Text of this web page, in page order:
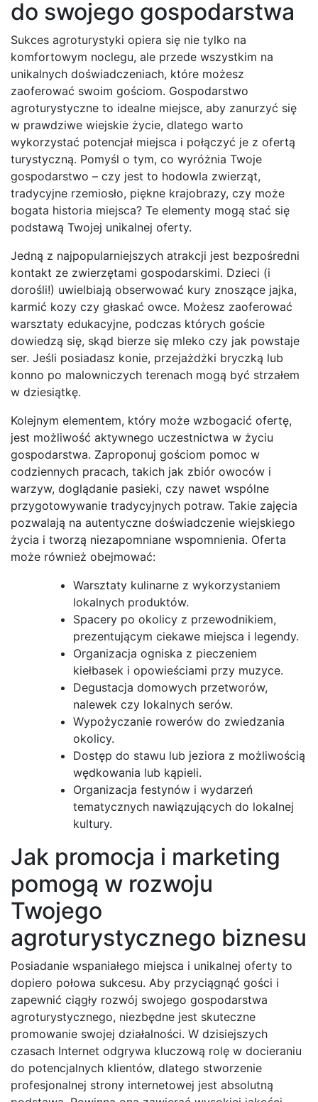
do swojego gospodarstwa
Sukces agroturystyki opiera się nie tylko na
komfortowym noclegu, ale przede wszystkim na
unikalnych doświadczeniach, które możesz
zaoferować swoim gościom. Gospodarstwo
agroturystyczne to idealne miejsce, aby zanurzyć się
w prawdziwe wiejskie życie, dlatego warto
wykorzystać potencjał miejsca i połączyć je z ofertą
turystyczną. Pomyśl o tym, co wyróżnia Twoje
gospodarstwo – czy jest to hodowla zwierząt,
tradycyjne rzemiosło, piękne krajobrazy, czy może
bogata historia miejsca? Te elementy mogą stać się
podstawą Twojej unikalnej oferty.
Jedną z najpopularniejszych atrakcji jest bezpośredni
kontakt ze zwierzętami gospodarskimi. Dzieci (i
dorośli!) uwielbiają obserwować kury znoszące jajka,
karmić kozy czy głaskać owce. Możesz zaoferować
warsztaty edukacyjne, podczas których goście
dowiedzą się, skąd bierze się mleko czy jak powstaje
ser. Jeśli posiadasz konie, przejażdżki bryczką lub
konno po malowniczych terenach mogą być strzałem
w dziesiątkę.
Kolejnym elementem, który może wzbogacić ofertę,
jest możliwość aktywnego uczestnictwa w życiu
gospodarstwa. Zaproponuj gościom pomoc w
codziennych pracach, takich jak zbiór owoców i
warzyw, doglądanie pasieki, czy nawet wspólne
przygotowywanie tradycyjnych potraw. Takie zajęcia
pozwalają na autentyczne doświadczenie wiejskiego
życia i tworzą niezapomniane wspomnienia. Oferta
może również obejmować:
Warsztaty kulinarne z wykorzystaniem
lokalnych produktów.
Spacery po okolicy z przewodnikiem,
prezentującym ciekawe miejsca i legendy.
Organizacja ogniska z pieczeniem
kiełbasek i opowieściami przy muzyce.
Degustacja domowych przetworów,
nalewek czy lokalnych serów.
Wypożyczanie rowerów do zwiedzania
okolicy.
Dostęp do stawu lub jeziora z możliwością
wędkowania lub kąpieli.
Organizacja festynów i wydarzeń
tematycznych nawiązujących do lokalnej
kultury.
Jak promocja i marketing
pomogą w rozwoju
Twojego
agroturystycznego biznesu
Posiadanie wspaniałego miejsca i unikalnej oferty to
dopiero połowa sukcesu. Aby przyciągnąć gości i
zapewnić ciągły rozwój swojego gospodarstwa
agroturystycznego, niezbędne jest skuteczne
promowanie swojej działalności. W dzisiejszych
czasach Internet odgrywa kluczową rolę w docieraniu
do potencjalnych klientów, dlatego stworzenie
profesjonalnej strony internetowej jest absolutną